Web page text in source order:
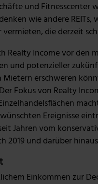
und Fitnesscenter
wie andere REITs,
die derzeit
Realty Income vor den
und potenzieller
erschweren
Fokus von Realty
Ereignisse
Jahren vom
2019 und darüber
Einkommen zur